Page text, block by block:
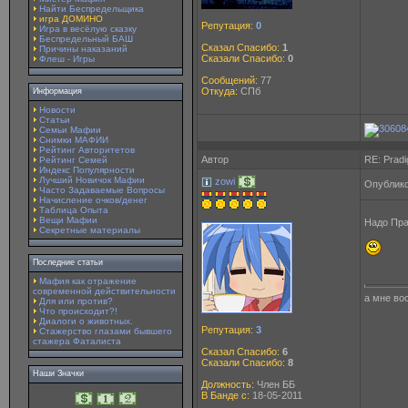
Найти Беспредельщика
игра ДОМИНО
Игра в весёлую сказку
Беспредельный БАШ
Причины наказаний
Флеш - Игры
Информация
Новости
Статьи
Семьи Мафии
Снимки МАФИИ
Рейтинг Авторитетов
Рейтинг Семей
Индекс Популярности
Лучший Новичок Мафии
Часто Задаваемые Вопросы
Начисление очков/денег
Таблица Опыта
Вещи Мафии
Секретные материалы
Последние статьи
Мафия как отражение
современной действительности
Для или против?
Что происходит?!
Диалоги о животных.
Стажерство глазами бывшего
стажера Фаталиста
Наши Значки
Репутация: 0
Сказал Спасибо: 1
Сказали Спасибо: 0
Сообщений: 77
Откуда: СПб
Автор
RE:
zowi
Репутация: 3
Сказал Спасибо: 6
Сказали Спасибо: 8
Должность: Член ББ
В Банде с: 18-05-2011
Надо
а мне